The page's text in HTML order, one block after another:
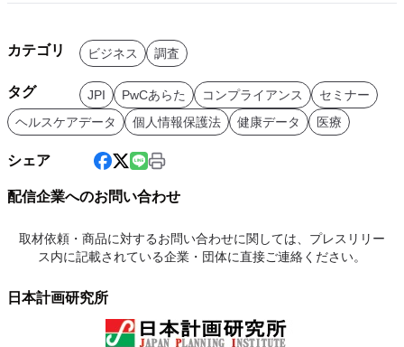
カテゴリ ビジネス 調査
タグ JPI PwCあらた コンプライアンス
セミナー
ヘルスケアデータ
個人情報保護法 健康データ 医療
シェア
配信企業へのお問い合わせ
取材依頼・商品に対するお問い合わせに関しては、プレスリリー
ス内に記載されている企業・団体に直接ご連絡ください。
日本計画研究所